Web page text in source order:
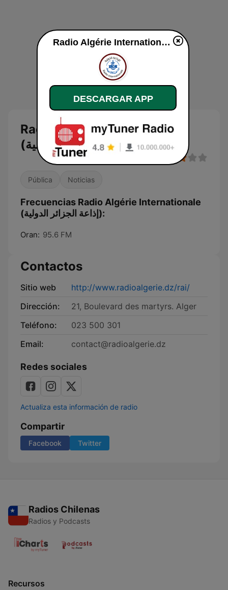
Radio Algérie Internationale
(إذاعة الجزائر الدولية)
Pública Noticias
Frecuencias Radio Algérie Internationale
(إذاعة الجزائر الدولية):
Oran: 95.6 FM
Contactos
Sitio web
http://www.radioalgerie.dz/rai/
Dirección:
21, Boulevard des martyrs. Alger
Teléfono:
023 500 301
Email:
contact@radioalgerie.dz
Redes sociales
Actualiza esta información de radio
Compartir
Facebook Twitter
Radios Chilenas
Radios y Podcasts
Recursos
Radio Algérie Internationale (إذاعة الجزائر الدولية) en vivo
DESCARGAR APP